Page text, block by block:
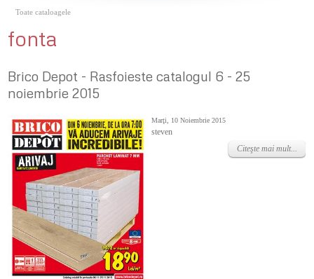
Toate cataloagele
fonta
Brico Depot - Rasfoieste catalogul 6 - 25
noiembrie 2015
Marţi, 10 Noiembrie 2015
steven
Citeşte mai mult...